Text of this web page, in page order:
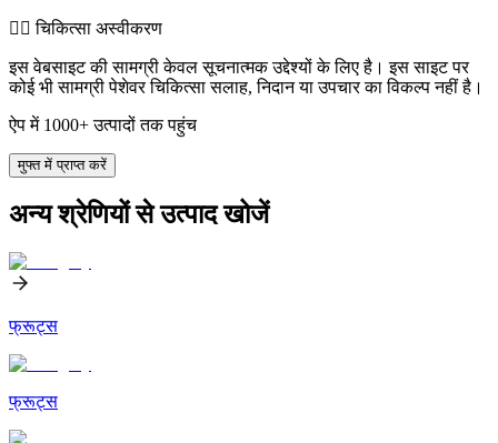
👨‍⚕️️ चिकित्सा अस्वीकरण
इस वेबसाइट की सामग्री केवल सूचनात्मक उद्देश्यों के लिए है। इस साइट पर
कोई भी सामग्री पेशेवर चिकित्सा सलाह, निदान या उपचार का विकल्प नहीं है।
ऐप में 1000+ उत्पादों तक पहुंच
मुफ्त में प्राप्त करें
अन्य श्रेणियों से उत्पाद खोजें
फ्रूट्स
फ्रूट्स